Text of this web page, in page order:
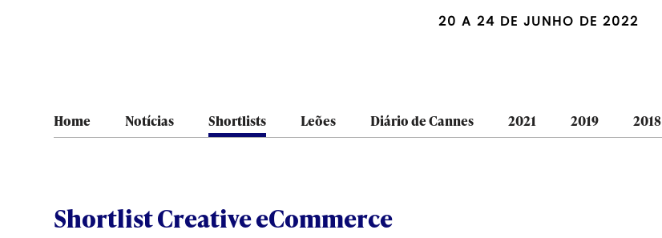
20 A 24 DE JUNHO DE 2022
Home Notícias Shortlists Leões Diário de Cannes 2021 2019 2018
Shortlist Creative eCommerce